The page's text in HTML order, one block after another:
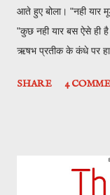
आते हुए बोला। "नही यार
"कुछ नही यार बस ऐसे ही
ऋषभ प्रतीक के कंधे पर
कोन सी लड़की कहाँ मिल
से छुट्टी ले लेता हूँ यार।
बजती है। में सोचता हूँ इस
SHARE 4